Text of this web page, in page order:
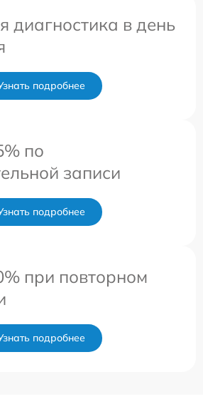
диагностика в день
подробнее
по
записи
подробнее
при повторном
подробнее